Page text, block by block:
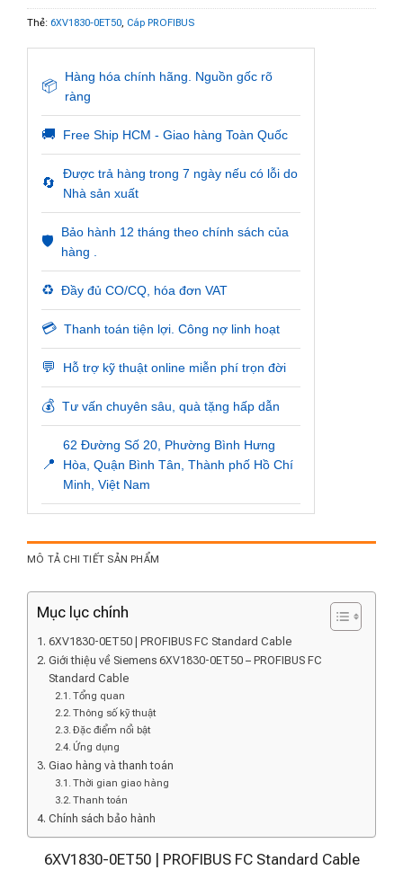
Thẻ: 6XV1830-0ET50, Cáp PROFIBUS
📦
Hàng hóa chính hãng. Nguồn gốc rõ
ràng
🚚 Free Ship HCM - Giao hàng Toàn Quốc
🔄
Được trả hàng trong 7 ngày nếu có lỗi do
Nhà sản xuất
🛡️
Bảo hành 12 tháng theo chính sách của
hàng .
♻️ Đầy đủ CO/CQ, hóa đơn VAT
💳 Thanh toán tiện lợi. Công nợ linh hoạt
💬 Hỗ trợ kỹ thuật online miễn phí trọn đời
💰 Tư vấn chuyên sâu, quà tặng hấp dẫn
📍
62 Đường Số 20, Phường Bình Hưng
Hòa, Quận Bình Tân, Thành phố Hồ Chí
Minh, Việt Nam
MÔ TẢ CHI TIẾT SẢN PHẨM
Mục lục chính
6XV1830-0ET50 | PROFIBUS FC Standard Cable
Giới thiệu về Siemens 6XV1830-0ET50 – PROFIBUS FC
Standard Cable
Tổng quan
Thông số kỹ thuật
Đặc điểm nổi bật
Ứng dụng
Giao hàng và thanh toán
Thời gian giao hàng
Thanh toán
Chính sách bảo hành
6XV1830-0ET50 | PROFIBUS FC Standard Cable